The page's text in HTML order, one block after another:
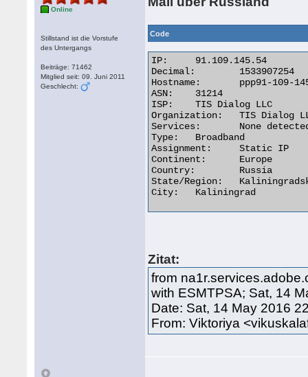
Online
Stillstand ist die Vorstufe
des Untergangs
Beiträge: 71462
Mitglied seit: 09. Juni 2011
Geschlecht:
Code
IP:	91.109.145.54
Decimal:	1533907254
Hostname:	ppp91-109-145-54.tis-dialog.ru
ASN:	31214
ISP:	TIS Dialog LLC
Organization:	TIS Dialog LLC
Services:	None detected
Type:	Broadband
Assignment:	Static IP
Continent:	Europe
Country:	Russia
State/Region:	Kaliningradskaya Oblast'
City:	Kaliningrad
Zitat:
from
with ESMTPSA; Sat, 14
Date: Sat, 14 May 2016
From: Viktoriya